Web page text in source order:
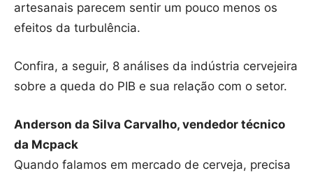
artesanais parecem sentir um pouco menos os
efeitos da turbulência.
Confira, a seguir, 8 análises da indústria cervejeira
sobre a queda do PIB e sua relação com o setor.
Anderson da Silva Carvalho, vendedor técnico
da Mcpack
Quando falamos em mercado de cerveja, precisa